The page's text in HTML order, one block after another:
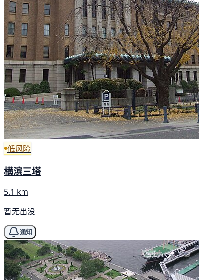
低风险
横滨三塔
5.1 km
暂无出没
通知